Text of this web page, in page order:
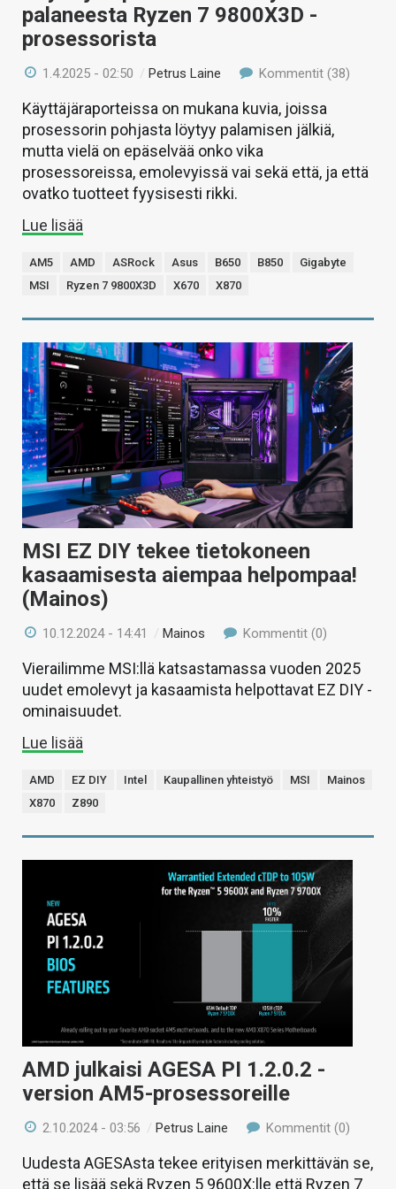
palaneesta Ryzen 7 9800X3D -
prosessorista
1.4.2025 - 02:50 /Petrus Laine Kommentit (38)
Käyttäjäraporteissa on mukana kuvia, joissa
prosessorin pohjasta löytyy palamisen jälkiä,
mutta vielä on epäselvää onko vika
prosessoreissa, emolevyissä vai sekä että, ja että
ovatko tuotteet fyysisesti rikki.
Lue lisää
AM5 AMD ASRock Asus B650 B850
Gigabyte
MSI
Ryzen 7 9800X3D X670 X870
MSI EZ DIY tekee tietokoneen
kasaamisesta aiempaa helpompaa!
(Mainos)
10.12.2024 - 14:41 / Mainos Kommentit (0)
Vierailimme MSI:llä katsastamassa vuoden 2025
uudet emolevyt ja kasaamista helpottavat EZ DIY -
ominaisuudet.
Lue lisää
AMD EZ DIY Intel Kaupallinen yhteistyö MSI
Mainos
X870
Z890
AMD julkaisi AGESA PI 1.2.0.2 -
version AM5-prosessoreille
2.10.2024 - 03:56 /Petrus Laine Kommentit (0)
Uudesta AGESAsta tekee erityisen merkittävän se,
että se lisää sekä Ryzen 5 9600X:lle että Ryzen 7